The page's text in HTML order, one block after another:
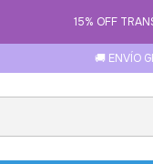
15% OFF
🚚 ENVÍO